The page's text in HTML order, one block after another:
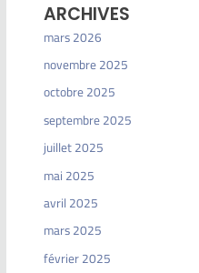
ARCHIVES
mars 2026
novembre 2025
octobre 2025
septembre 2025
juillet 2025
mai 2025
avril 2025
mars 2025
février 2025